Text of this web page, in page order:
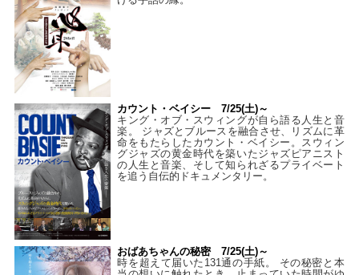
カウント・ベイシー 7/25(土)～
キング・オブ・スウィングが自ら語る人生と音
楽。 ジャズとブルースを融合させ、リズムに革
命をもたらしたカウント・ベイシー。スウィン
グジャズの黄金時代を築いたジャズピアニスト
の人生と音楽、そして知られざるプライベート
を追う自伝的ドキュメンタリー。
おばあちゃんの秘密 7/25(土)～
時を超えて届いた131通の手紙。 その秘密と本